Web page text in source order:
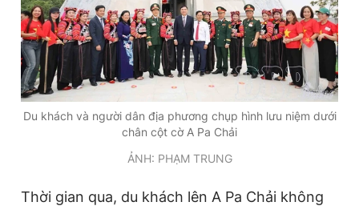
Du khách và người dân địa phương chụp hình lưu niệm dưới
chân cột cờ A Pa Chải
ẢNH: PHẠM TRUNG
Thời gian qua, du khách lên A Pa Chải không